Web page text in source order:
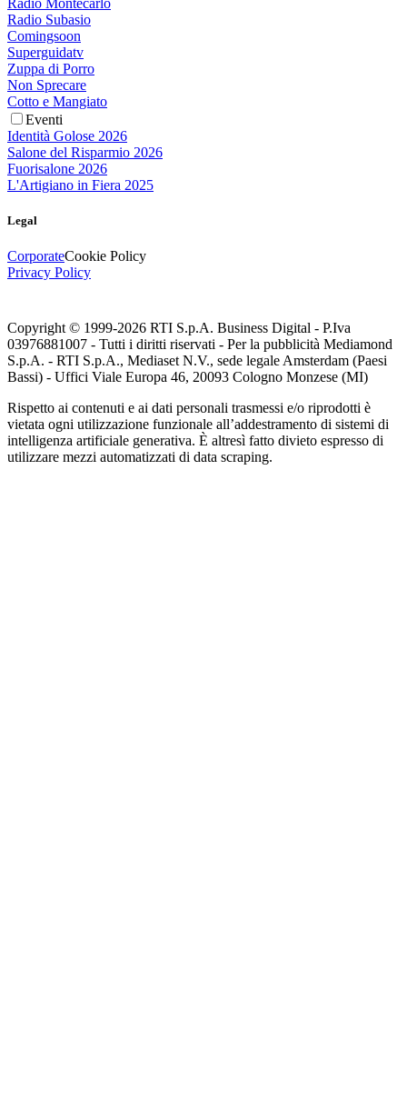
Radio Montecarlo
Radio Subasio
Comingsoon
Superguidatv
Zuppa di Porro
Non Sprecare
Cotto e Mangiato
Eventi
Identità Golose 2026
Salone del Risparmio 2026
Fuorisalone 2026
L'Artigiano in Fiera 2025
Legal
CorporateCookie Policy
Privacy Policy
Copyright © 1999-2026 RTI S.p.A. Business Digital - P.Iva
03976881007 - Tutti i diritti riservati - Per la pubblicità Mediamond
S.p.A. - RTI S.p.A., Mediaset N.V., sede legale Amsterdam (Paesi
Bassi) - Uffici Viale Europa 46, 20093 Cologno Monzese (MI)
Rispetto ai contenuti e ai dati personali trasmessi e/o riprodotti è
vietata ogni utilizzazione funzionale all’addestramento di sistemi di
intelligenza artificiale generativa. È altresì fatto divieto espresso di
utilizzare mezzi automatizzati di data scraping.